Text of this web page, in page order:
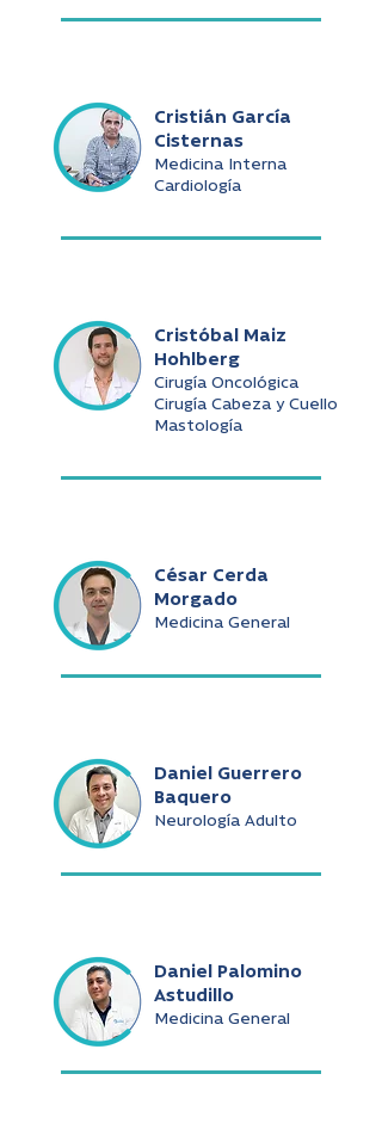
Cristián García
Cisternas
Medicina Interna
Cardiología
Cristóbal Maiz
Hohlberg
Cirugía Oncológica
Cirugía Cabeza y Cuello
Mastología
César Cerda
Morgado
Medicina General
Daniel Guerrero
Baquero
Neurología Adulto
Daniel Palomino
Astudillo
Medicina General